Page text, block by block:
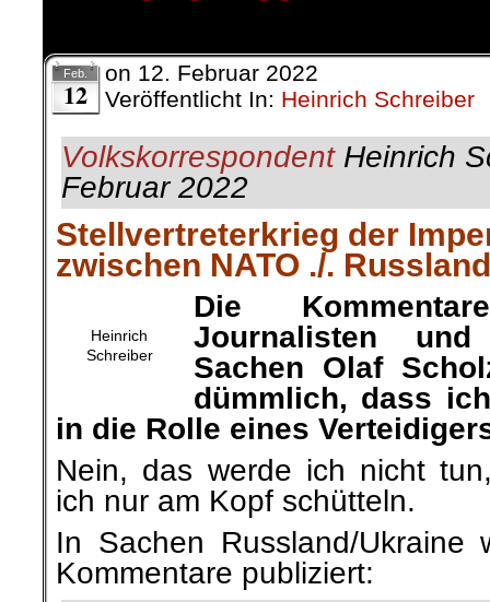
Feb.
12
on 12. Februar 2022
Veröffentlicht In: Heinrich Schreiber
VolkskorrespondentHeinrich
Februar 2022
Stellvertreterkrieg der
zwischen NATO ./. Russland
Heinrich
Schreiber
Die
Journalisten
Sachen Olaf
dümmlich, dass
in die Rolle eines
Nein, das werde ich nicht
ich nur am Kopf schütteln.
In Sachen Russland/Ukraine
Kommentare publiziert: